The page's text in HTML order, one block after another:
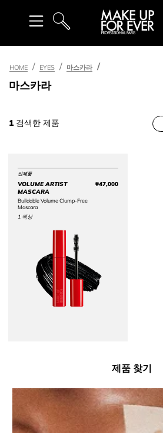
검색
HOME EYES 마스카라
마스카라
1검색한 제품
신제품
VOLUME ARTIST
MASCARA
Buildable Volume Clump-Free
Mascara
₩47,000Price ₩47,000
1 색상
제품 찾기